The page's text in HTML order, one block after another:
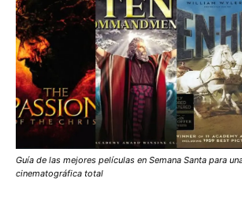
Guía de las mejores películas en Semana Santa para
cinematográfica total